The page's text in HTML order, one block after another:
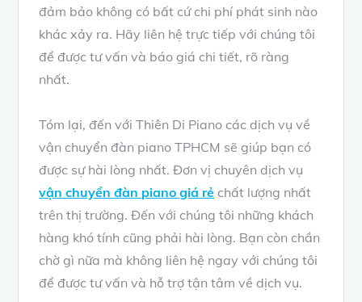
đảm bảo không có bất cứ chi phí phát sinh nào
khác xảy ra. Hãy liên hệ trực tiếp với chúng tôi
để được tư vấn và báo giá chi tiết, rõ ràng
nhất.
Tóm lại, đến với Thiên Di Piano các dịch vụ về
vận chuyển đàn piano TPHCM sẽ giúp bạn có
được sự hài lòng nhất. Đơn vị chuyên dịch vụ
vận chuyển đàn piano giá rẻ chất lượng nhất
trên thị trường. Đến với chúng tôi những khách
hàng khó tính cũng phải hài lòng. Bạn còn chần
chờ gì nữa mà không liên hệ ngay với chúng tôi
để được tư vấn và hỗ trợ tận tâm về dịch vụ.